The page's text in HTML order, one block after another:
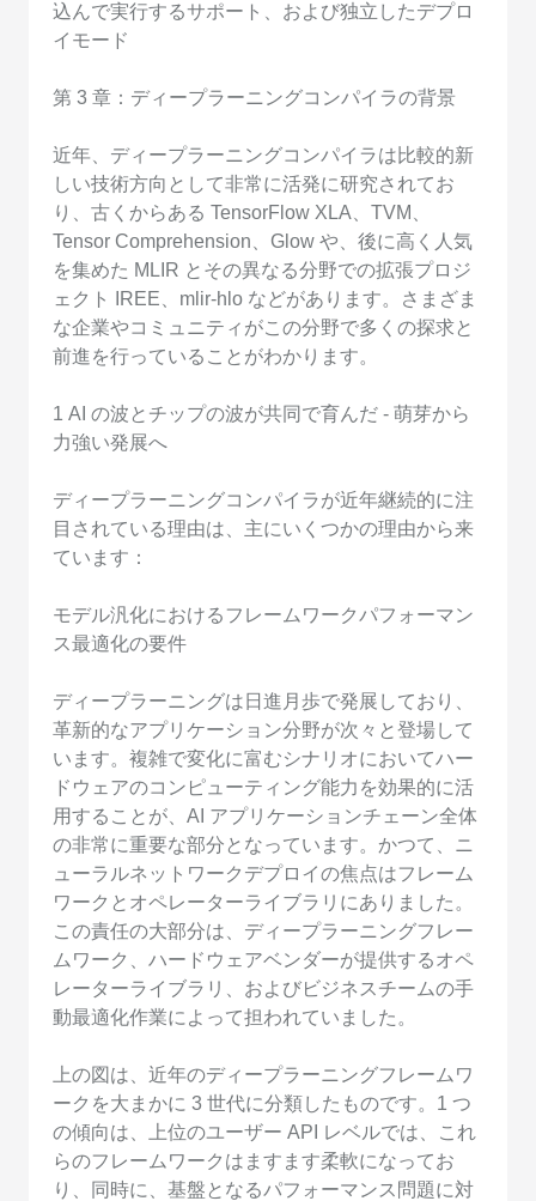
込んで実行するサポート、および独立したデプロ
イモード
第 3 章：ディープラーニングコンパイラの背景
近年、ディープラーニングコンパイラは比較的新
しい技術方向として非常に活発に研究されてお
り、古くからある TensorFlow XLA、TVM、
Tensor Comprehension、Glow や、後に高く人気
を集めた MLIR とその異なる分野での拡張プロジ
ェクト IREE、mlir-hlo などがあります。さまざま
な企業やコミュニティがこの分野で多くの探求と
前進を行っていることがわかります。
1 AI の波とチップの波が共同で育んだ - 萌芽から
力強い発展へ
ディープラーニングコンパイラが近年継続的に注
目されている理由は、主にいくつかの理由から来
ています：
モデル汎化におけるフレームワークパフォーマン
ス最適化の要件
ディープラーニングは日進月歩で発展しており、
革新的なアプリケーション分野が次々と登場して
います。複雑で変化に富むシナリオにおいてハー
ドウェアのコンピューティング能力を効果的に活
用することが、AI アプリケーションチェーン全体
の非常に重要な部分となっています。かつて、ニ
ューラルネットワークデプロイの焦点はフレーム
ワークとオペレーターライブラリにありました。
この責任の大部分は、ディープラーニングフレー
ムワーク、ハードウェアベンダーが提供するオペ
レーターライブラリ、およびビジネスチームの手
動最適化作業によって担われていました。
上の図は、近年のディープラーニングフレームワ
ークを大まかに 3 世代に分類したものです。1 つ
の傾向は、上位のユーザー API レベルでは、これ
らのフレームワークはますます柔軟になってお
り、同時に、基盤となるパフォーマンス問題に対